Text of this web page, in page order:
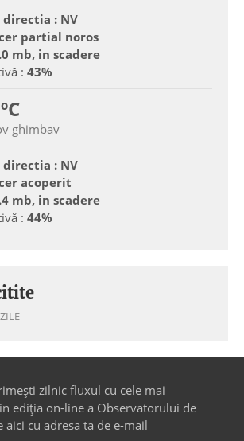
directia : NV
partial noros
mb, in scadere
: 43%
ghimbav
directia : NV
acoperit
mb, in scadere
: 44%
zilnic fluxul cu cele mai
ediția on-line a Observatorului de
aici cu adresa ta de e-mail